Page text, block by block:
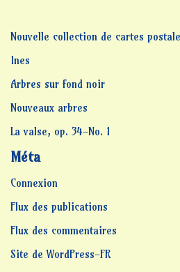
Nouvelle collection de cartes
Ines
Arbres sur fond noir
Nouveaux arbres
La valse, op. 34-No. 1
Méta
Connexion
Flux des publications
Flux des commentaires
Site de WordPress-FR